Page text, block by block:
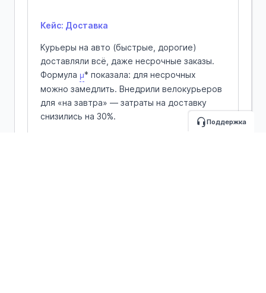
Кейс: Доставка
Курьеры на авто (быстрые, дорогие)
доставляли всё, даже несрочные заказы.
Формула μ* показала: для несрочных
можно замедлить. Внедрили велокурьеров
для «на завтра» — затраты на доставку
снизились на 30%.
Поддержка